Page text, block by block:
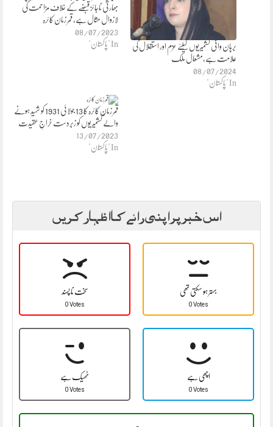
بھارتی ناجائز قبضے کے خلاف مزاحمت کی
لازوال مثال ہے، قمر زمان کائرہ
08/07/2023
In "پاکستان"
برہان وانی کشمیریوں کیلئے عزم اور استقلال کی
علامت ہے،مشعال ملک
08/07/2024
In "پاکستان"
قمر زمان کائرہ کا 13 جولائی 1931 کو شہید ہونے
والے کشمیریوں کو زبردست خراجِ عقیدت
13/07/2023
In "پاکستان"
اس خبر پر اپنی رائے کا اظہار کریں
سخت نا پسند
0 Votes
بہتر ہو سکتی تھی
0 Votes
ٹھیک ہے
0 Votes
اچھی ہے
0 Votes